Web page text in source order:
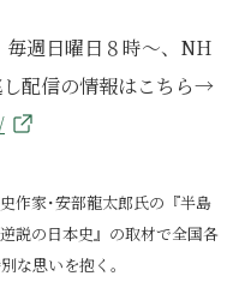
週日曜日８時～、NH
配信の情報はこちら→
作家･安部龍太郎氏の『半島
説の日本史』の取材で全国各
な思いを抱く。